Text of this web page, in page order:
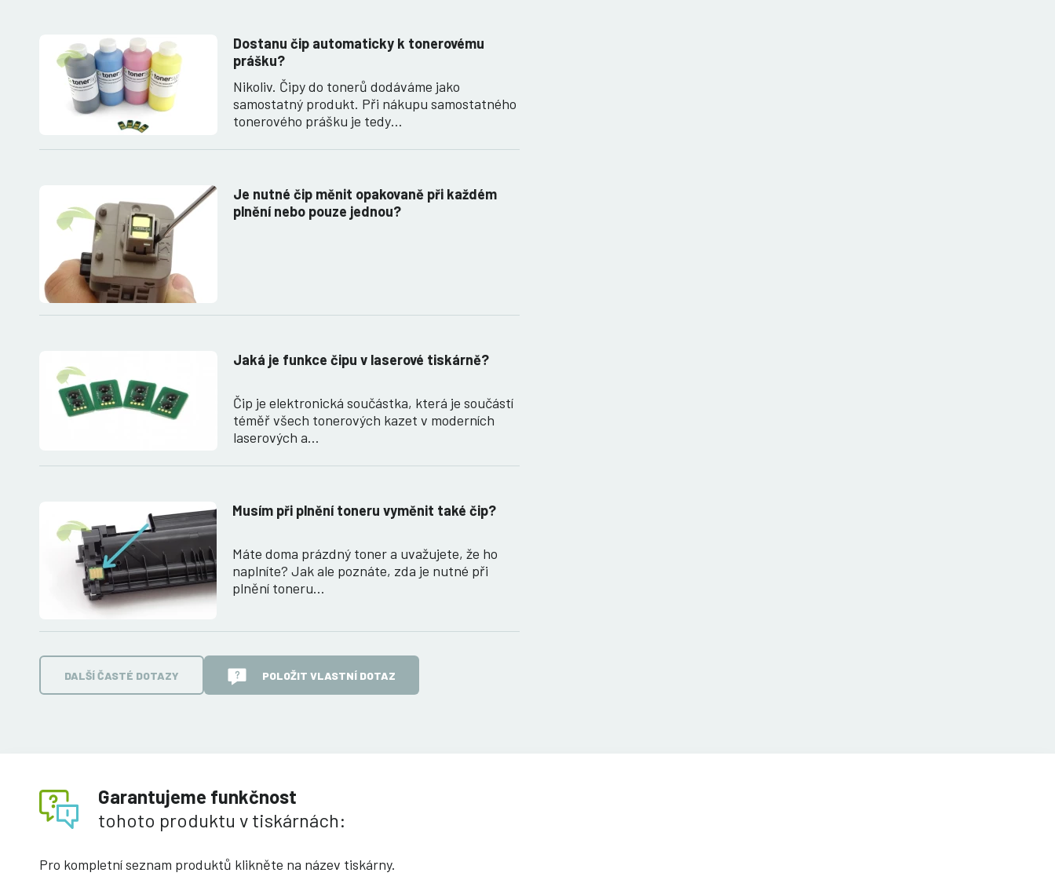
Dostanu čip automaticky k tonerovému
prášku?
Nikoliv. Čipy do tonerů dodáváme jako
samostatný produkt. Při nákupu samostatného
tonerového prášku je tedy…
Je nutné čip měnit opakovaně při každém
plnění nebo pouze jednou?
Jaká je funkce čipu v laserové tiskárně?
Čip je elektronická součástka, která je součástí
téměř všech tonerových kazet v moderních
laserových a…
Musím při plnění toneru vyměnit také čip?
Máte doma prázdný toner a uvažujete, že ho
naplníte? Jak ale poznáte, zda je nutné při
plnění toneru…
DALŠÍ ČASTÉ DOTAZY POLOŽIT VLASTNÍ DOTAZ
Garantujeme funkčnost
tohoto produktu v tiskárnách:
Pro kompletní seznam produktů klikněte na název tiskárny.